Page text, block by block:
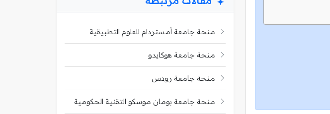
منحة جامعة أمستردام للعلوم التطبيقية
منحة جامعة هوكايدو
منحة جامعة رودس
منحة جامعة بومان موسكو التقنية الحكومية